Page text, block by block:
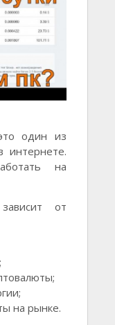
один из
интернете.
на
от
на рынке.